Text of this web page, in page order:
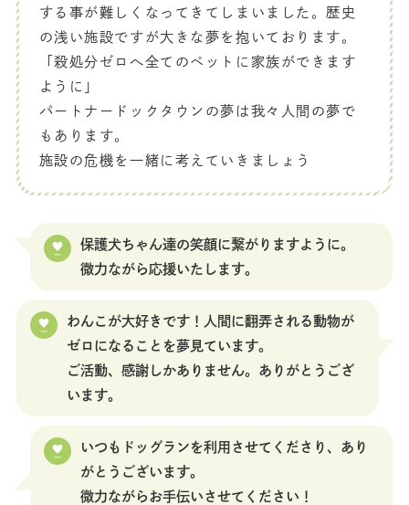
する事が難しくなってきてしまいました。歴史
の浅い施設ですが大きな夢を抱いております。
「殺処分ゼロへ全てのペットに家族ができます
ように」
パートナードックタウンの夢は我々人間の夢で
もあります。
施設の危機を一緒に考えていきましょう
保護犬ちゃん達の笑顔に繋がりますように。
微力ながら応援いたします。
わんこが大好きです！人間に翻弄される動物が
ゼロになることを夢見ています。
ご活動、感謝しかありません。ありがとうござ
います。
いつもドッグランを利用させてくださり、あり
がとうございます。
微力ながらお手伝いさせてください！